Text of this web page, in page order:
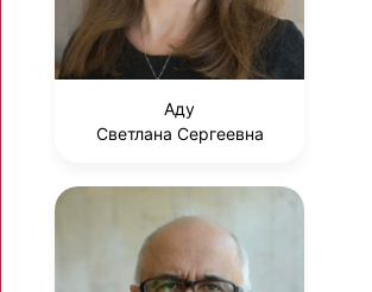
Аду
Светлана Сергеевна